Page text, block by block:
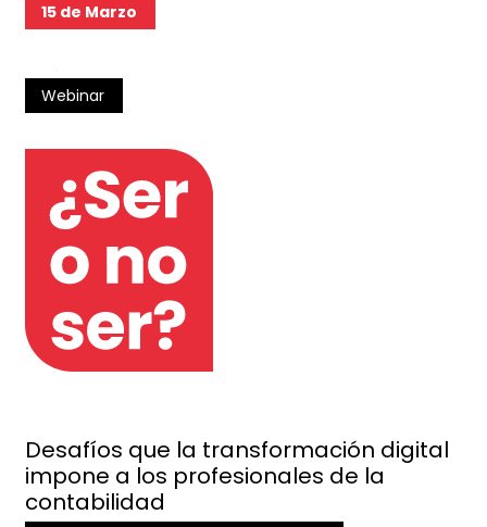
15 de Marzo
Webinar
Desafíos que la transformación digital
impone a los profesionales de la
contabilidad